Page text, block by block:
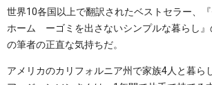
世界10各国以上で翻訳されたベストセラー、
ホーム ーゴミを出さないシンプルな暮らし』
の筆者の正直な気持ちだ。
アメリカのカリフォルニア州で家族4人と暮ら